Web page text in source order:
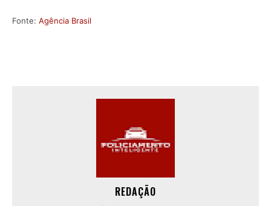
Fonte: Agência Brasil
REDAÇÃO